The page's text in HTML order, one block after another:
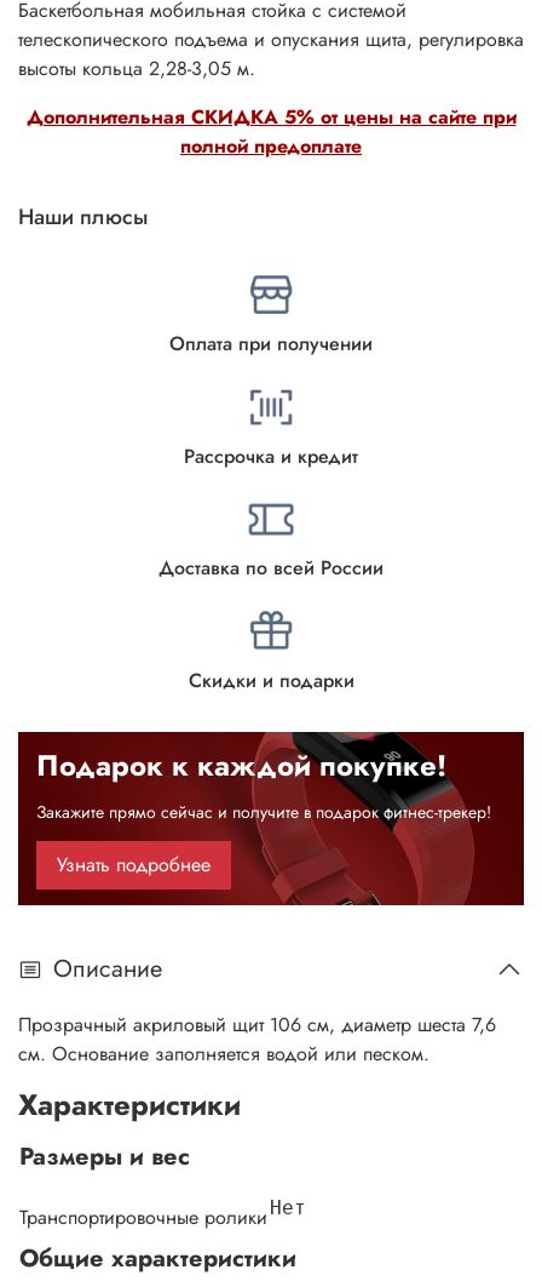
Дополнительная СКИДКА 5% от цены на сайте при
полной предоплате
Баскетбольная мобильная стойка с системой
телескопического подъема и опускания щита, регулировка
высоты кольца 2,28-3,05 м.
Наши плюсы
Оплата при получении
Рассрочка и кредит
Доставка по всей России
Скидки и подарки
Подарок к каждой покупке!
Закажите прямо сейчас и получите в подарок фитнес-трекер!
Узнать подробнее
Описание
Прозрачный акриловый щит 106 см, диаметр шеста 7,6
см. Основание заполняется водой или песком.
Характеристики
Размеры и вес
Транспортировочные ролики Нет
Общие характеристики